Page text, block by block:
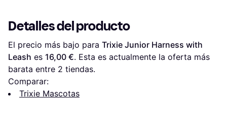
Detalles del producto
El precio más bajo para Trixie Junior Harness with
Leash es 16,00 €. Esta es actualmente la oferta más
barata entre 2 tiendas.
Comparar:
Trixie Mascotas